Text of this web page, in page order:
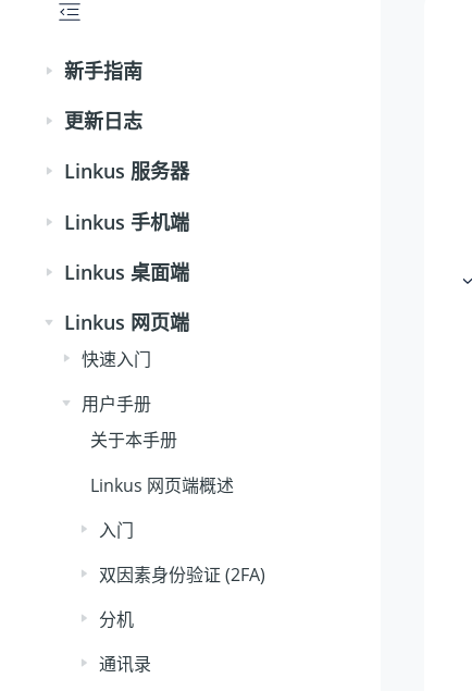
新手指南
更新日志
Linkus 服务器
Linkus 手机端
Linkus 桌面端
Linkus 网页端
快速入门
用户手册
关于本手册
Linkus 网页端概述
入门
双因素身份验证 (2FA)
分机
通讯录